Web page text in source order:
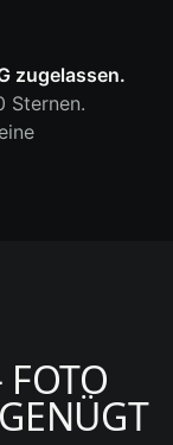
zugelassen.
Sternen.